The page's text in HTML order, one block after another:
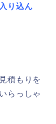
り込ん
積もりを
らっしゃ